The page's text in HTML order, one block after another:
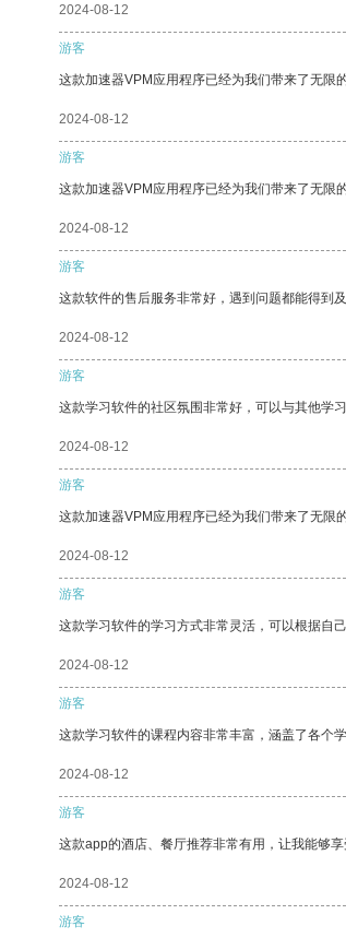
2024-08-12
游客
这款加速器VPM应用程序已经为我们带来了无限
2024-08-12
游客
这款加速器VPM应用程序已经为我们带来了无限
2024-08-12
游客
这款软件的售后服务非常好，遇到问题都能得到及
2024-08-12
游客
这款学习软件的社区氛围非常好，可以与其他学
2024-08-12
游客
这款加速器VPM应用程序已经为我们带来了无限
2024-08-12
游客
这款学习软件的学习方式非常灵活，可以根据自
2024-08-12
游客
这款学习软件的课程内容非常丰富，涵盖了各个
2024-08-12
游客
这款app的酒店、餐厅推荐非常有用，让我能够享
2024-08-12
游客